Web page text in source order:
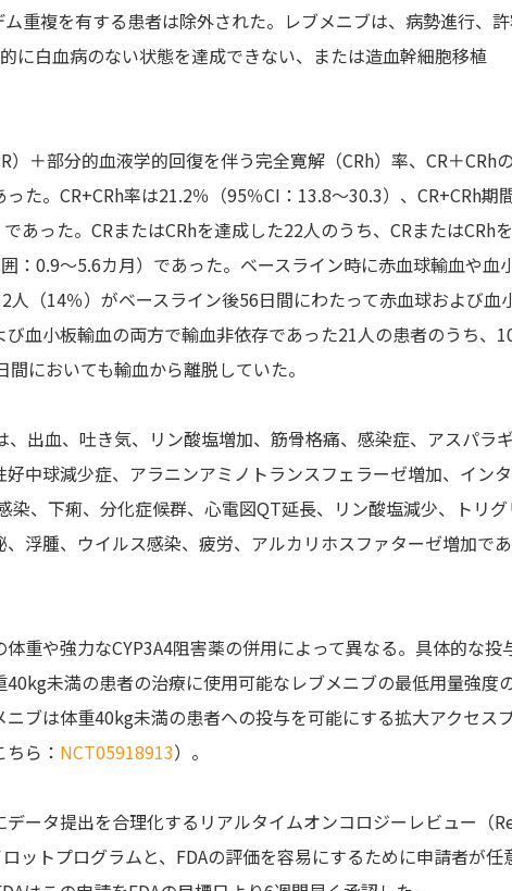
重複を有する患者は除外された。レブメニブは、病勢進行、
に白血病のない状態を達成できない、または造血幹細胞移植
＋部分的血液学的回復を伴う完全寛解（CRh）率、CR＋CRh
た。CR+CRh率は21.2％（95％CI：13.8～30.3）、CR+CRh期
あった。CRまたはCRhを達成した22人のうち、CRまたはCRh
：0.9～5.6カ月）であった。ベースライン時に赤血球輸血や血
（14％）がベースライン後56日間にわたって赤血球および血
血小板輸血の両方で輸血非依存であった21人の患者のうち、
においても輸血から離脱していた。
出血、吐き気、リン酸塩増加、筋骨格痛、感染症、アスパラ
中球減少症、アラニンアミノトランスフェラーゼ増加、イン
染、下痢、分化症候群、心電図QT延長、リン酸塩減少、トリグ
浮腫、ウイルス感染、疲労、アルカリホスファターゼ増加で
重や強力なCYP3A4阻害薬の併用によって異なる。具体的な投
未満の患者の治療に使用可能なレブメニブの最低用量強度
ブは体重40kg未満の患者への投与を可能にする拡大アクセス
ら： NCT05918913）。
ータ提出を合理化するリアルタイムオンコロジーレビュー（
ットプログラムと、FDAの評価を容易にするために申請者が任